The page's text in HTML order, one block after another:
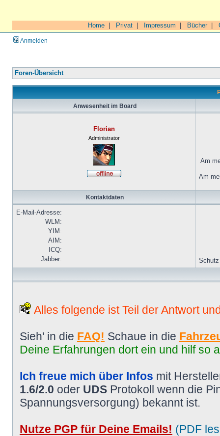
Home Privat Impressum Bücher|
Anmelden
Foren-Übersicht
Anwesenheit im Board
Florian
Administrator
Am
Am
Kontaktdaten
E-Mail-Adresse:
WLM:
YIM:
AIM:
ICQ:
Jabber:
Schutz
Alles folgende ist Teil der Antwort
Sieh' in die FAQ! Schaue in die
Deine Erfahrungen dort ein und hilf so
Ich freue mich über Infos mit
1.6/2.0 oder UDS Protokoll wenn die
Spannungsversorgung) bekannt ist.
Nutze PGP für Deine Emails! (PDF